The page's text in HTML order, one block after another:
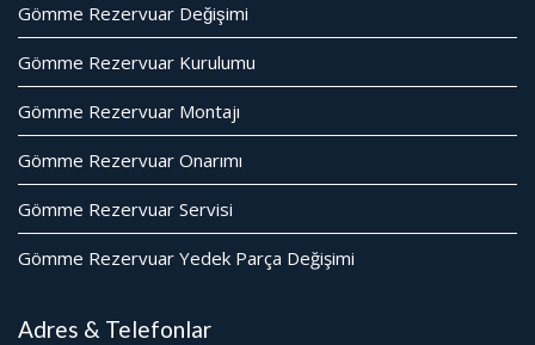
Gömme Rezervuar Değişimi
Gömme Rezervuar Kurulumu
Gömme Rezervuar Montajı
Gömme Rezervuar Onarımı
Gömme Rezervuar Servisi
Gömme Rezervuar Yedek Parça Değişimi
Adres & Telefonlar